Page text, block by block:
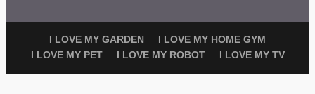
I LOVE MY GARDEN
I LOVE MY HOME GYM
I LOVE MY PET
I LOVE MY ROBOT I LOVE MY TV